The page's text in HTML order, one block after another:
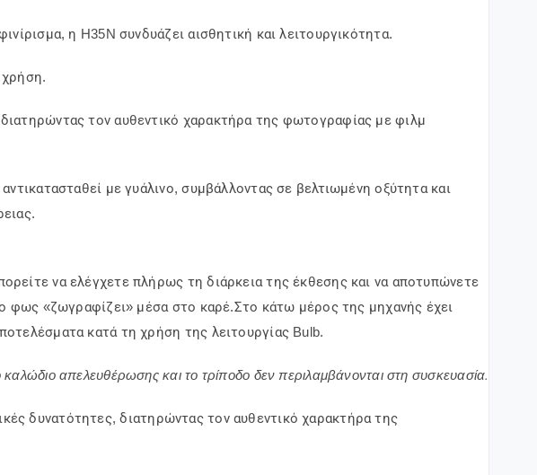
η H35N συνδυάζει αισθητική και λειτουργικότητα.
χρήση.
τον αυθεντικό χαρακτήρα της φωτογραφίας με φιλμ
με γυάλινο, συμβάλλοντας σε βελτιωμένη οξύτητα και
να ελέγχετε πλήρως τη διάρκεια της έκθεσης και να αποτυπώνετε
φως «ζωγραφίζει» μέσα στο καρέ.Στο κάτω μέρος της μηχανής έχει
κατά τη χρήση της λειτουργίας Bulb.
καλώδιο απελευθέρωσης και το τρίποδο δεν περιλαμβάνονται στη συσκευασία.
δυνατότητες, διατηρώντας τον αυθεντικό χαρακτήρα της